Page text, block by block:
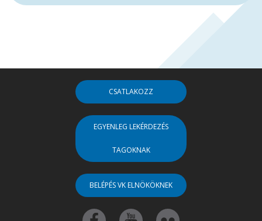
CSATLAKOZZ
EGYENLEG LEKÉRDEZÉS
TAGOKNAK
BELÉPÉS VK ELNÖKÖKNEK